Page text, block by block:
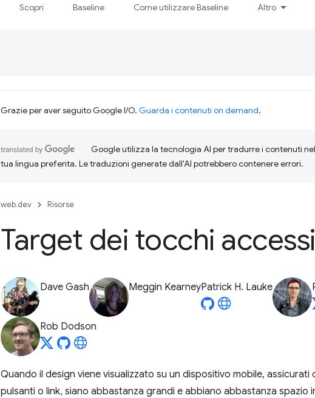
Scopri Baseline Come utilizzare Baseline Altro
Grazie per aver seguito Google I/O. Guarda i contenuti on demand.
Google utilizza la tecnologia AI per tradurre i contenuti
tua lingua preferita. Le traduzioni generate dall'AI potrebbero contenere errori.
web.dev Risorse
Target dei tocchi
Dave Gash Meggin KearneyPatrick H. Lauke
Rob Dodson
Quando il design viene visualizzato su un dispositivo mobile, assicurati
pulsanti o link, siano abbastanza grandi e abbiano abbastanza spazio